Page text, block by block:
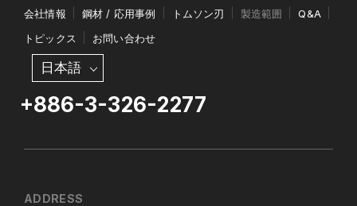
会社情報 鋼材 / 応用事例 トムソン刃 製造範囲
Q&A
トピックス
お問い合わせ
日本語
+886-3-326-2277
ADDRESS